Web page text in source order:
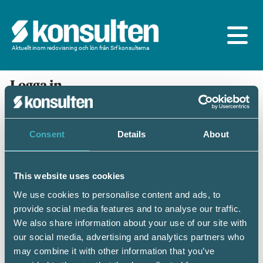
Consent Details About
This website uses cookies
We use cookies to personalise content and ads, to
provide social media features and to analyse our traffic.
We also share information about your use of our site with
our social media, advertising and analytics partners who
may combine it with other information that you’ve
Aktuellt inom redovisning och lön från Srf konsulterna
Logga in
En prenumeration ingår för dig som är
medlem/ansluten till Srf konsulterna. Du loggar in
med BankID eller samma lösenord som du har på
Mobilt BankID
Personnummer(ÅÅÅÅMMDDNNNN)